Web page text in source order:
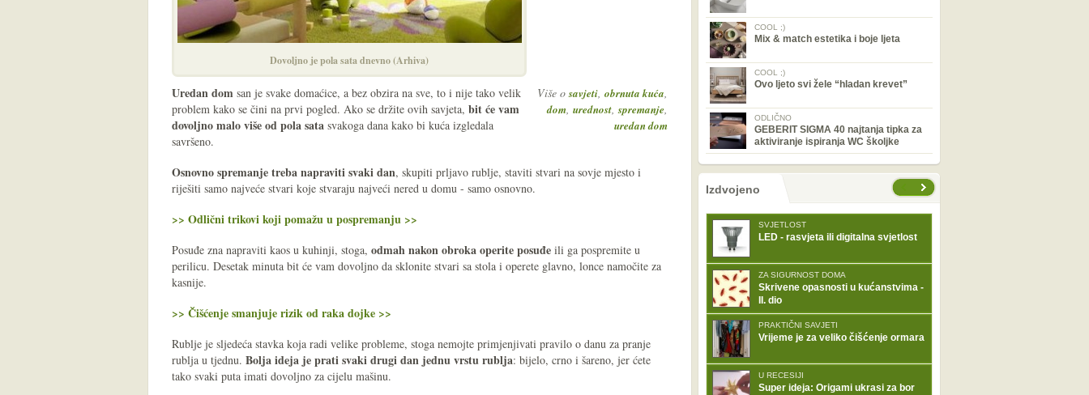
Dovoljno je pola sata dnevno (Arhiva)
Više osavjeti, obrnuta kuća,
dom, urednost,spremanje,
uredan dom
Uredan dom san je svake domaćice, a bez obzira na sve, to i nije tako velik
problem kako se čini na prvi pogled. Ako se držite ovih savjeta, bit će vam
dovoljno malo više od pola sata svakoga dana kako bi kuća izgledala
savršeno.
Osnovno spremanje treba napraviti svaki dan, skupiti prljavo rublje, staviti stvari na sovje mjesto i
riješiti samo najveće stvari koje stvaraju najveći nered u domu - samo osnovno.
>> Odlični trikovi koji pomažu u pospremanju >>
Posuđe zna napraviti kaos u kuhinji, stoga, odmah nakon obroka operite posuđe ili ga pospremite u
perilicu. Desetak minuta bit će vam dovoljno da sklonite stvari sa stola i operete glavno, lonce namočite za
kasnije.
>> Čišćenje smanjuje rizik od raka dojke >>
Rublje je sljedeća stavka koja radi velike probleme, stoga nemojte primjenjivati pravilo o danu za pranje
rublja u tjednu. Bolja ideja je prati svaki drugi dan jednu vrstu rublja: bijelo, crno i šareno, jer ćete
tako svaki puta imati dovoljno za cijelu mašinu.
COOL ;)
Mix & match estetika i boje ljeta
COOL ;)
Ovo ljeto svi žele “hladan krevet”
ODLIČNO
GEBERIT SIGMA 40 najtanja tipka za
aktiviranje ispiranja WC školjke
nema prethodne stranice
sljedećeIzdvojeno
SVJETLOST
LED - rasvjeta ili digitalna svjetlost
ZA SIGURNOST DOMA
Skrivene opasnosti u kućanstvima -
II. dio
PRAKTIČNI SAVJETI
Vrijeme je za veliko čišćenje ormara
U RECESIJI
Super ideja: Origami ukrasi za bor